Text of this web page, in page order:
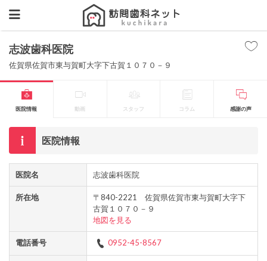
志波歯科医院
佐賀県佐賀市東与賀町大字下古賀１０７０－９
医院情報 動画 スタッフ コラム 感謝の声
医院情報
医院名 志波歯科医院
所在地
〒840-2221 佐賀県佐賀市東与賀町大字下
古賀１０７０－９
地図を見る
電話番号 0952-45-8567